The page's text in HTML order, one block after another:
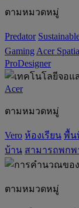
ตามหมวดหมู่
Predator
Gaming Acer
ProDesigner
Acer
ตามหมวดหมู่
Vero ห้องเรียน พื้น
บ้าน สามารถพกพ
ตามหมวดหมู่